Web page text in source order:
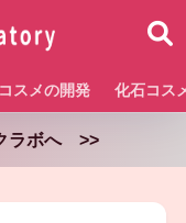
コスメの開発 化石コス
ラボへ >>